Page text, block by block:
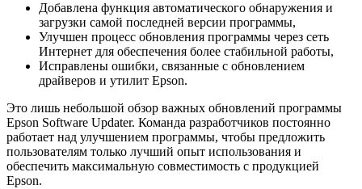
Добавлена функция автоматического обнаружения и
загрузки самой последней версии программы,
Улучшен процесс обновления программы через сеть
Интернет для обеспечения более стабильной работы,
Исправлены ошибки, связанные с обновлением
драйверов и утилит Epson.
Это лишь небольшой обзор важных обновлений программы
Epson Software Updater. Команда разработчиков постоянно
работает над улучшением программы, чтобы предложить
пользователям только лучший опыт использования и
обеспечить максимальную совместимость с продукцией
Epson.